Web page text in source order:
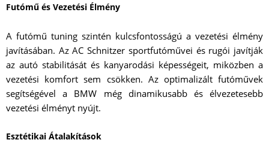
Futómű és Vezetési Élmény
A futómű tuning szintén kulcsfontosságú a vezetési élmény
javításában. Az AC Schnitzer sportfutóművei és rugói javítják
az autó stabilitását és kanyarodási képességeit, miközben a
vezetési komfort sem csökken. Az optimalizált futóművek
segítségével a BMW még dinamikusabb és élvezetesebb
vezetési élményt nyújt.
Esztétikai Átalakítások